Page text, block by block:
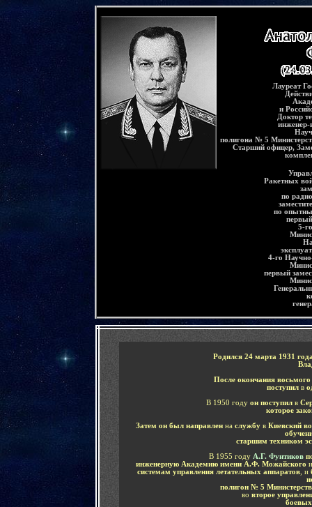
Лауреат
и
Доктор
инженер-
полигона № 5
Старший офицер,
Ракетных
по
по
5-
4-го
первый
Родился 24 марта 1931
После окончания
поступил в
В 1950 году он поступил в
которое
Затем он был направлен на службу в Киевский
старшим техником
В 1955 году А.Г. Фунтиков
инженерную Академию имени А.Ф. Можайского
системам управления летательных аппаратов , и
полигон № 5
во второе